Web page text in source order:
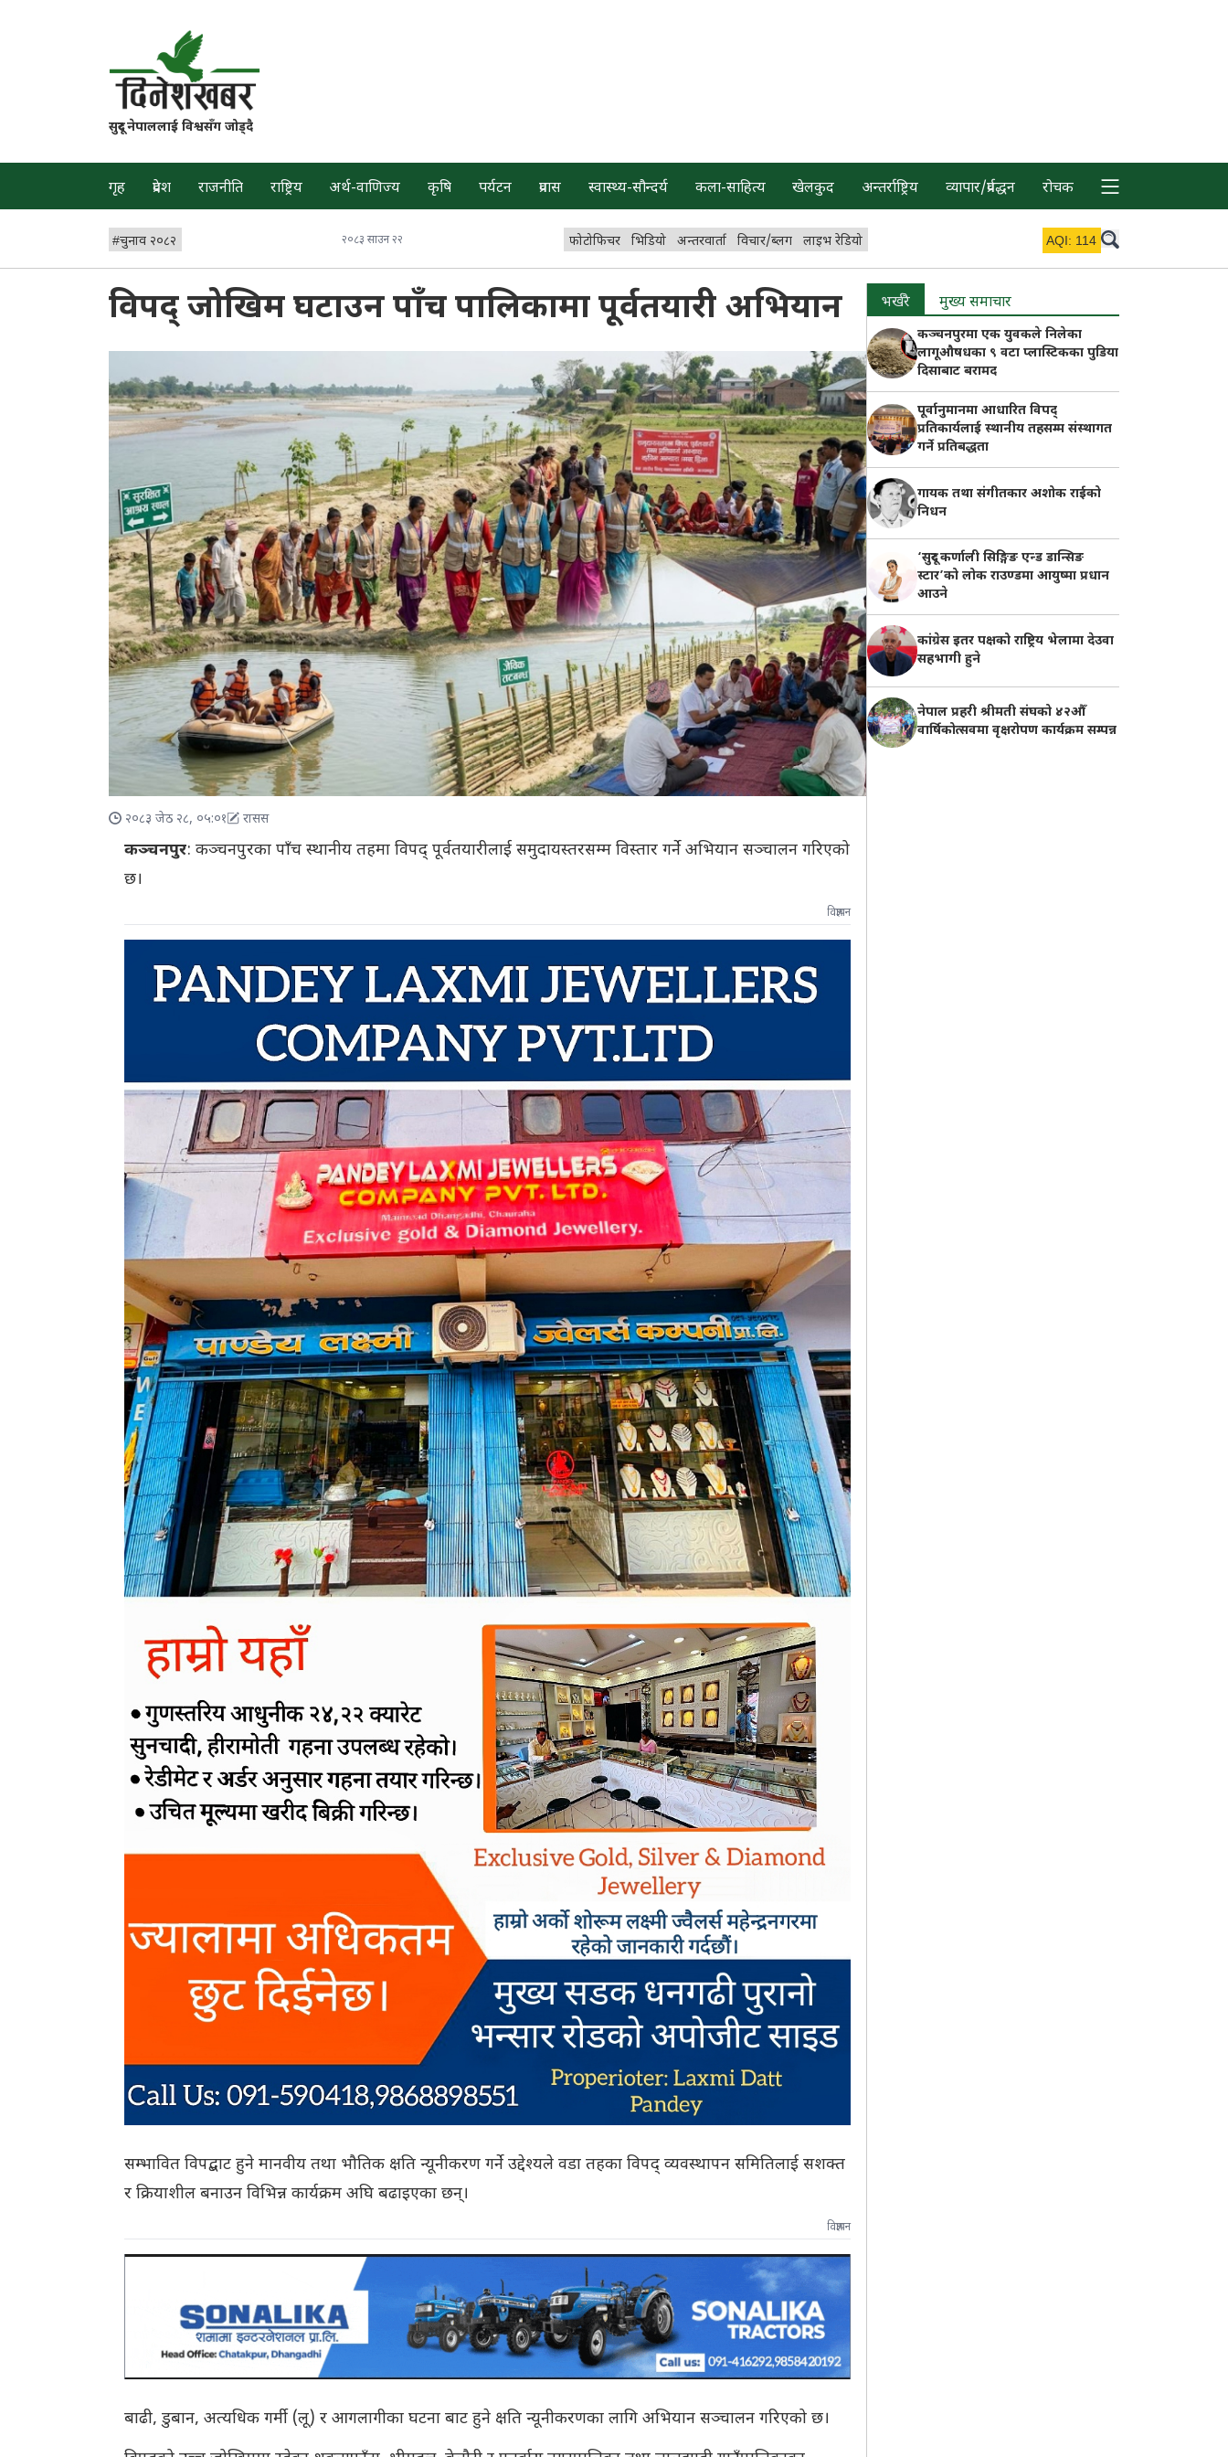
सुदूर नेपाललाई विश्वसँग जोड्दै
गृह प्रदेश राजनीति राष्ट्रिय अर्थ-वाणिज्य कृषि पर्यटन प्रवास स्वास्थ्य-सौन्दर्य कला-साहित्य खेलकुद अन्तर्राष्ट्रिय व्यापार/प्रर्वद्धन रोचक
#चुनाव २०८२ २०८३ साउन २२ फोटोफिचर भिडियो अन्तरवार्ता विचार/ब्लग लाइभ रेडियो AQI: 114
विपद् जोखिम घटाउन पाँच पालिकामा पूर्वतयारी अभियान
२०८३ जेठ २८, ०५:०१ रासस
कञ्चनपुर: कञ्चनपुरका पाँच स्थानीय तहमा विपद् पूर्वतयारीलाई समुदायस्तरसम्म विस्तार गर्ने अभियान सञ्चालन गरिएको
छ।
विज्ञापन
सम्भावित विपद्बाट हुने मानवीय तथा भौतिक क्षति न्यूनीकरण गर्ने उद्देश्यले वडा तहका विपद् व्यवस्थापन समितिलाई सशक्त
र क्रियाशील बनाउन विभिन्न कार्यक्रम अघि बढाइएका छन्।
विज्ञापन
बाढी, डुबान, अत्यधिक गर्मी (लू) र आगलागीका घटना बाट हुने क्षति न्यूनीकरणका लागि अभियान सञ्चालन गरिएको छ।
भर्खरै मुख्य समाचार
कञ्चनपुरमा एक युवकले निलेका
लागूऔषधका ९ वटा प्लास्टिकका पुडिया
दिसाबाट बरामद
पूर्वानुमानमा आधारित विपद्
प्रतिकार्यलाई स्थानीय तहसम्म संस्थागत
गर्ने प्रतिबद्धता
गायक तथा संगीतकार अशोक राईको
निधन
‘सुदूर कर्णाली सिङ्गिङ एन्ड डान्सिङ
स्टार’को लोक राउण्डमा आयुष्मा प्रधान
आउने
कांग्रेस इतर पक्षको राष्ट्रिय भेलामा देउवा
सहभागी हुने
नेपाल प्रहरी श्रीमती संघको ४२औँ
वार्षिकोत्सवमा वृक्षरोपण कार्यक्रम सम्पन्न